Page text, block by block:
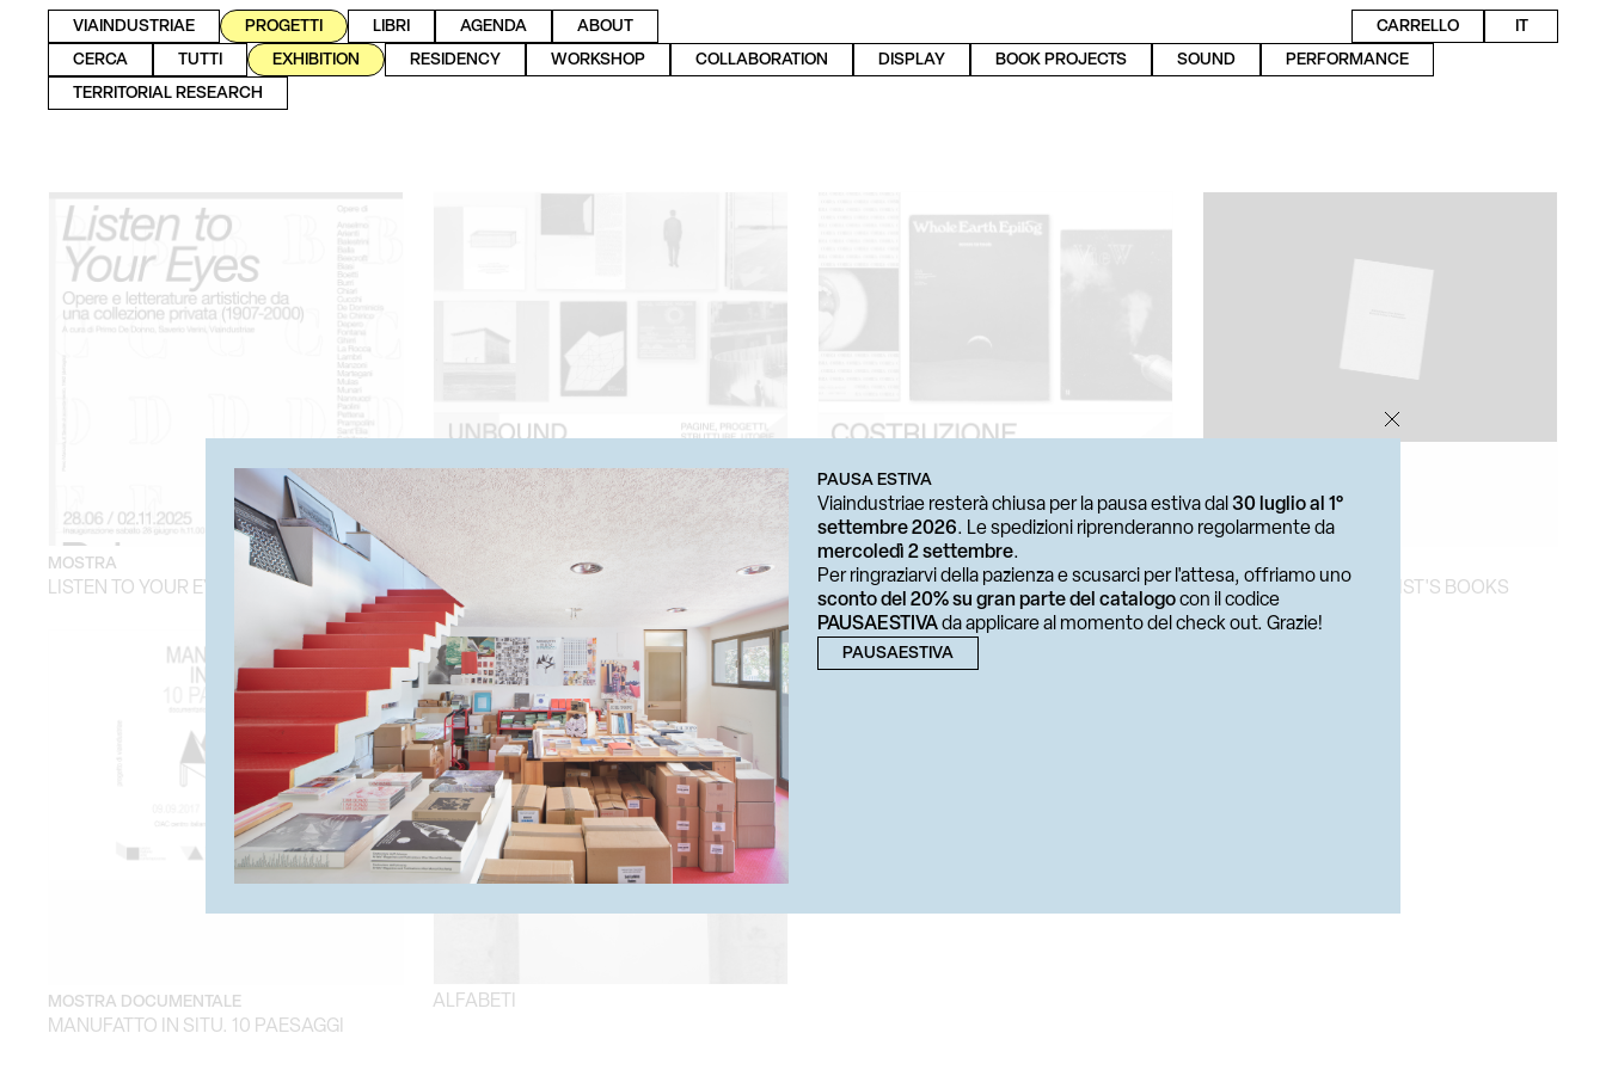
VIAINDUSTRIAE PROGETTI LIBRI AGENDA ABOUT CARRELLO
IT
CERCA
TUTTI EXHIBITION RESIDENCY WORKSHOP COLLABORATION DISPLAY BOOK PROJECTS SOUND
PERFORMANCE
TERRITORIAL RESEARCH
MOSTRA
LISTEN TO YOUR EYES
UNBOUND ARCHITECTURE MOSTRA DI RIVISTE D'ARTISTA
COSTRUZIONE DELL'UNIVERSO
MOSTRA BIBLIOGRAFICA
RICHARD PRINCE. ARTIST'S BOOKS
MOSTRA DOCUMENTALE
MANUFATTO IN SITU. 10 PAESAGGI
ALFABETI
PAUSA ESTIVA
Viaindustriae resterà chiusa per la pausa estiva dal 30 luglio al 1°
settembre 2026. Le spedizioni riprenderanno regolarmente da
mercoledì 2 settembre.
Per ringraziarvi della pazienza e scusarci per l'attesa, offriamo uno
sconto del 20% su gran parte del catalogocon il codice
PAUSAESTIVAda applicare al momento del check out. Grazie!
PAUSAESTIVA